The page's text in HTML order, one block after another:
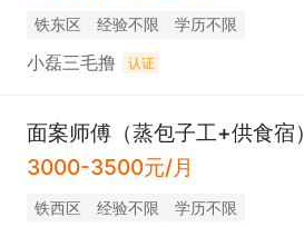
铁东区 经验不限 学历不限
小磊三毛撸 认证
面案师傅（蒸包子工+供食宿）
3000-3500元/月
铁西区 经验不限 学历不限